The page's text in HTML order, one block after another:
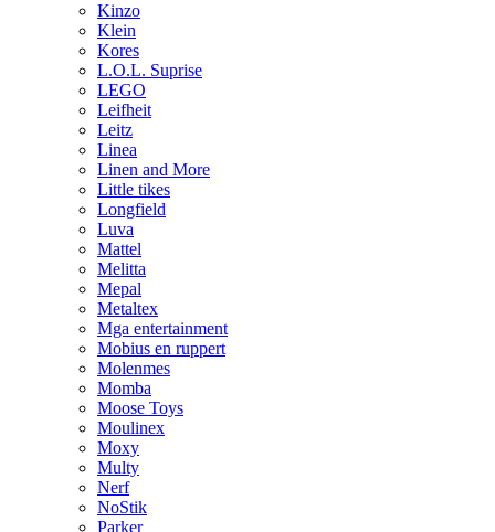
Kinzo
Klein
Kores
L.O.L. Suprise
LEGO
Leifheit
Leitz
Linea
Linen and More
Little tikes
Longfield
Luva
Mattel
Melitta
Mepal
Metaltex
Mga entertainment
Mobius en ruppert
Molenmes
Momba
Moose Toys
Moulinex
Moxy
Multy
Nerf
NoStik
Parker